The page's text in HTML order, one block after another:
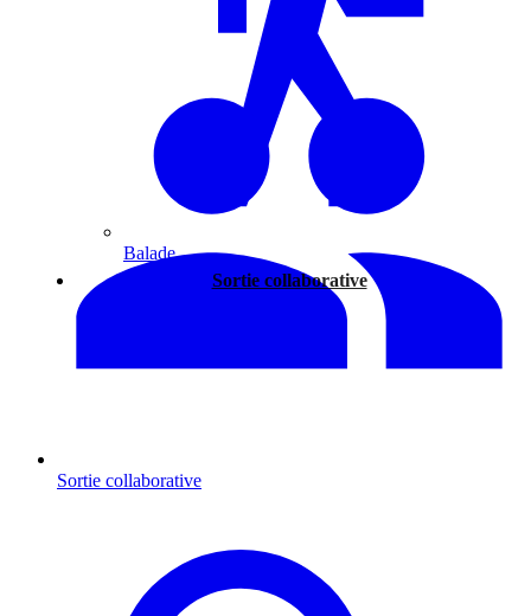
Balade
Sortie collaborative
Sortie collaborative